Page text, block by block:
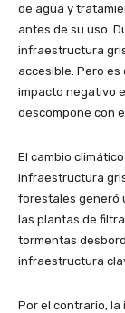
de agua y
antes de su uso.
infraestructura
accesible. Pero
impacto negativo
descompone con
El cambio
infraestructura
forestales generó
las plantas de
tormentas
infraestructura
Por el contrario,